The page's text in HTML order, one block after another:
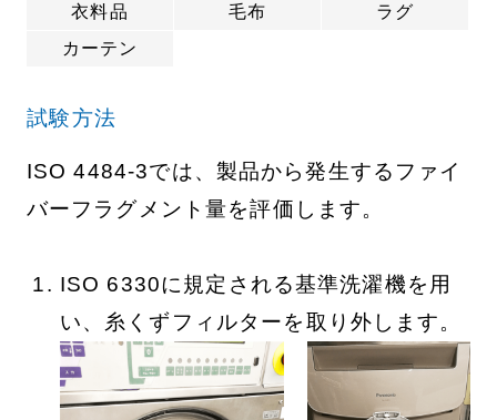
衣料品 毛布
ラグ
カーテン
試験方法
ISO 4484-3では、製品から発生するファイ
バーフラグメント量を評価します。
ISO 6330に規定される基準洗濯機を用
い、糸くずフィルターを取り外します。